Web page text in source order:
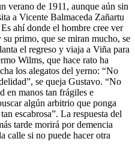
verano de 1911, aunque aún sin
a Vicente Balmaceda Zañartu
ahí donde el hombre cree ver
primo, que se miran mucho, se
el regreso y viaja a Viña para
Wilms, que hace rato ha
los alegatos del yerno: “No
se queja Gustavo. “No
en manos tan frágiles e
algún arbitrio que ponga
escabrosa”. La respuesta del
tarde morirá por demencia
calle si no puede hacer otra